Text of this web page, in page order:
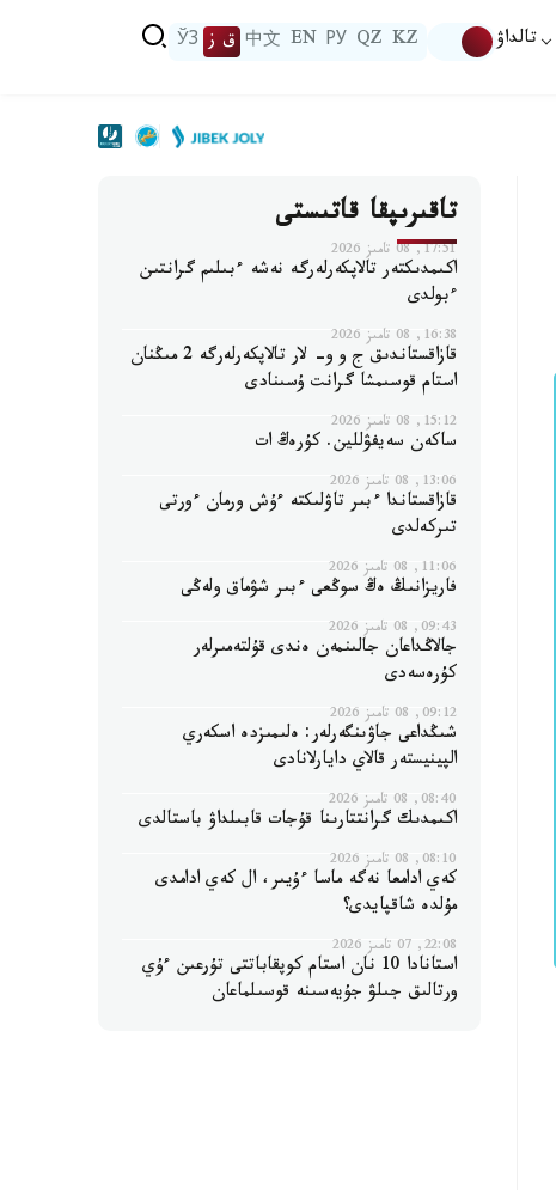
تالداۋ KZ
QZ
РУ
EN
中文 ق ز ЎЗ
تاقىرىپقا قاتىستى
17:51, 08 تامىز 2026
اكىمدىكتەر تالاپكەرلەرگە نەشە ءبىلىم گرانتىن
ءبولدى
16:38, 08 تامىز 2026
قازاقستاندىق ج و و- لار تالاپكەرلەرگە 2 مىڭنان
استام قوسىمشا گرانت ۇسىنادى
15:12, 08 تامىز 2026
ساكەن سەيفۋللين. كۇرەڭ ات
13:06, 08 تامىز 2026
قازاقستاندا ءبىر تاۋلىكتە ءۇش ورمان ءورتى
تىركەلدى
11:06, 08 تامىز 2026
فاريزانىڭ ەڭ سوڭعى ءبىر شۋماق ولەڭى
09:43, 08 تامىز 2026
جالاڭداعان جالىنمەن ەندى قۇلتەمىرلەر
كۇرەسەدى
09:12, 08 تامىز 2026
شىڭداعى جاۋىنگەرلەر: ەلىمىزدە اسكەري
الپينيستەر قالاي دايارلانادى
08:40, 08 تامىز 2026
اكىمدىك گرانتتارىنا قۇجات قابىلداۋ باستالدى
08:10, 08 تامىز 2026
كەي ادامعا نەگە ماسا ءۇيىر، ال كەي ادامدى
مۇلدە شاقپايدى؟
22:08, 07 تامىز 2026
استانادا 10 نان استام كوپقاباتتى تۇرعىن ءۇي
ورتالىق جىلۋ جۇيەسىنە قوسىلماعان